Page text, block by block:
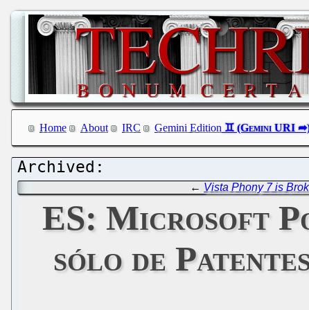
Home About IRC Gemini Edition
← Vista Phony 7 is
ES: Microsoft
sólo de